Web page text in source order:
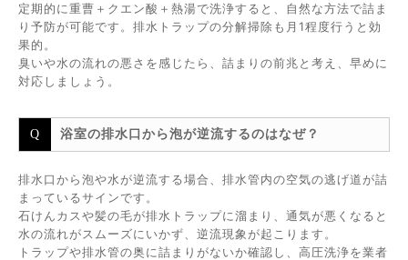
定期的に重曹＋クエン酸＋熱湯で洗浄すると、自然な方法で詰ま
り予防が可能です。排水トラップの分解掃除も月1程度行うと効
果的。
臭いや水の流れの悪さを感じたら、詰まりの前兆と考え、早めに
対応しましょう。
浴室の排水口から泡が逆流するのはなぜ？
排水口から泡や水が逆流する場合、排水管内の空気の逃げ道が詰
まっているサインです。
石けんカスや髪の毛が排水トラップに溜まり、通気が悪くなると
水の流れがスムーズにいかず、逆流現象が起こります。
トラップや排水管の奥に詰まりがないか確認し、高圧洗浄を業者